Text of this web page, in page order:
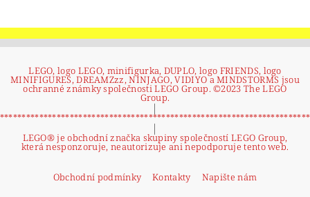
LEGO, logo LEGO, minifigurka, DUPLO, logo FRIENDS, logo
MINIFIGURES, DREAMZzz, NINJAGO, VIDIYO a MINDSTORMS jsou
ochranné známky společnosti LEGO Group. ©2023 The LEGO
Group.
|
|
LEGO® je obchodní značka skupiny společností LEGO Group,
která nesponzoruje, neautorizuje ani nepodporuje tento web.
Obchodní podmínky Kontakty Napište nám